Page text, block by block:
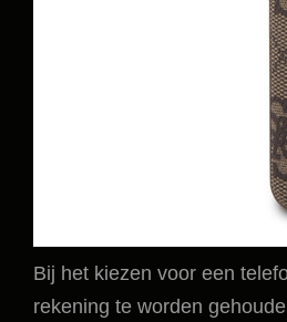
Bij het kiezen voor een
rekening te worden